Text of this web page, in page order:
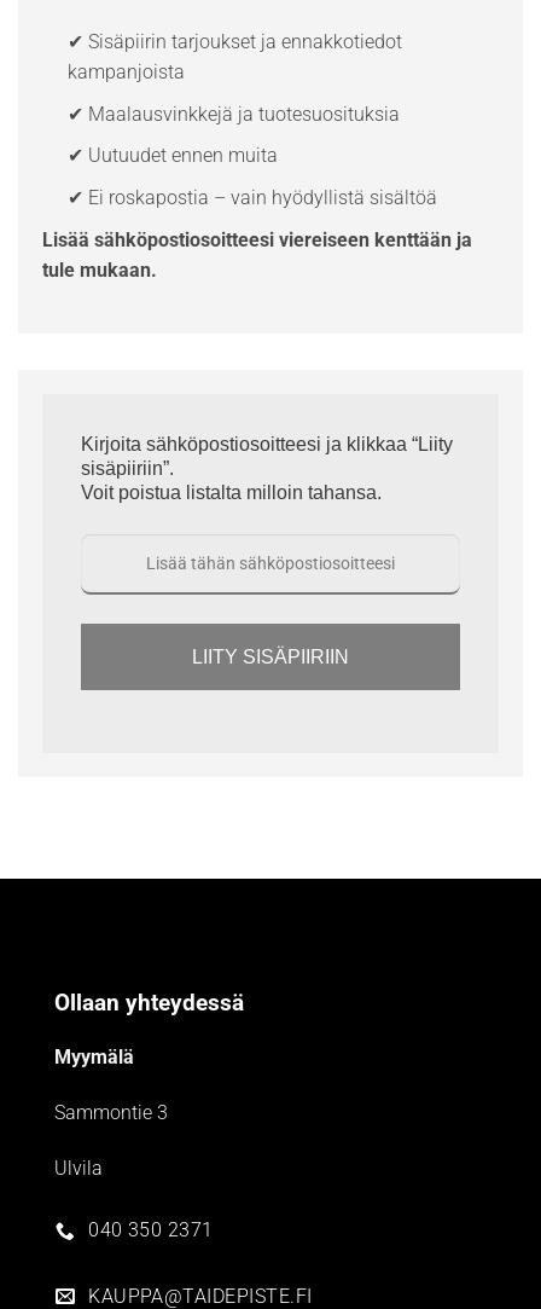
✔ Sisäpiirin tarjoukset ja ennakkotiedot
kampanjoista
✔ Maalausvinkkejä ja tuotesuosituksia
✔ Uutuudet ennen muita
✔ Ei roskapostia – vain hyödyllistä sisältöä
Lisää sähköpostiosoitteesi viereiseen kenttään ja
tule mukaan.
Kirjoita sähköpostiosoitteesi ja klikkaa “Liity
sisäpiiriin”.
Voit poistua listalta milloin tahansa.
LIITY SISÄPIIRIIN
Ollaan yhteydessä
Myymälä
Sammontie 3
Ulvila
040 350 2371
KAUPPA@TAIDEPISTE.FI